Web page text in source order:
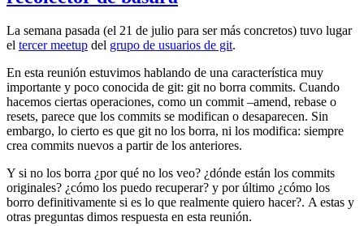
La semana pasada (el 21 de julio para ser más concretos) tuvo lugar
el tercer meetup del grupo de usuarios de git.
En esta reunión estuvimos hablando de una característica muy
importante y poco conocida de git: git no borra commits. Cuando
hacemos ciertas operaciones, como un commit –amend, rebase o
resets, parece que los commits se modifican o desaparecen. Sin
embargo, lo cierto es que git no los borra, ni los modifica: siempre
crea commits nuevos a partir de los anteriores.
Y si no los borra ¿por qué no los veo? ¿dónde están los commits
originales? ¿cómo los puedo recuperar? y por último ¿cómo los
borro definitivamente si es lo que realmente quiero hacer?. A estas y
otras preguntas dimos respuesta en esta reunión.